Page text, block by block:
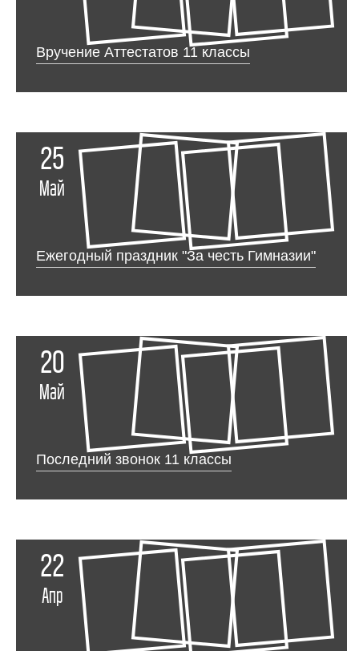
Вручение Аттестатов 11 классы
25
Май
Ежегодный праздник "За честь Гимназии"
20
Май
Последний звонок 11 классы
22
Апр